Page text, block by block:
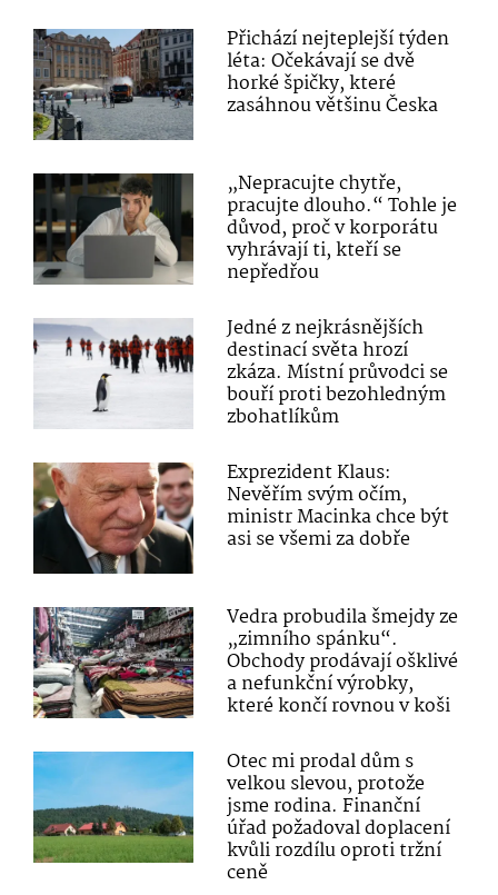
Přichází nejteplejší týden
léta: Očekávají se dvě
horké špičky, které
zasáhnou většinu Česka
„Nepracujte chytře,
pracujte dlouho.“ Tohle je
důvod, proč v korporátu
vyhrávají ti, kteří se
nepředřou
Jedné z nejkrásnějších
destinací světa hrozí
zkáza. Místní průvodci se
bouří proti bezohledným
zbohatlíkům
Exprezident Klaus:
Nevěřím svým očím,
ministr Macinka chce být
asi se všemi za dobře
Vedra probudila šmejdy ze
„zimního spánku“.
Obchody prodávají ošklivé
a nefunkční výrobky,
které končí rovnou v koši
Otec mi prodal dům s
velkou slevou, protože
jsme rodina. Finanční
úřad požadoval doplacení
kvůli rozdílu oproti tržní
ceně